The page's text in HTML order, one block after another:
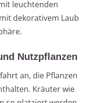
leuchtenden
dekorativem Laub
Nutzpflanzen
an, die Pflanzen
Kräuter wie